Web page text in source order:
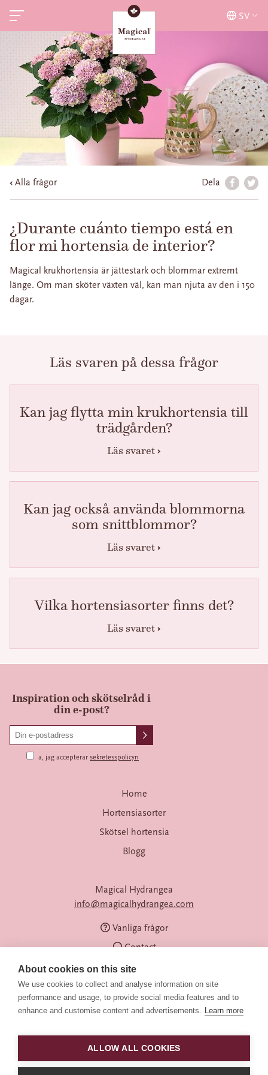
SV
Alla frågor Dela
¿Durante cuánto tiempo está en
flor mi hortensia de interior?
Magical krukhortensia är jättestark och blommar extremt
länge. Om man sköter växten väl, kan man njuta av den i 150
dagar.
Läs svaren på dessa frågor
Kan jag flytta min krukhortensia till
trädgården?
Läs svaret
Kan jag också använda blommorna
som snittblommor?
Läs svaret
Vilka hortensiasorter finns det?
Läs svaret
Inspiration och skötselråd i
din e-post?
a, jag accepterar sekretesspolicyn
Home
Hortensiasorter
Skötsel hortensia
Blogg
Magical Hydrangea
info@magicalhydrangea.com
Vanliga frågor
Contact
Följ oss
About cookies on this site
We use cookies to collect and analyse information on site
performance and usage, to provide social media features and to
enhance and customise content and advertisements. Learn more
ALLOW ALL COOKIES